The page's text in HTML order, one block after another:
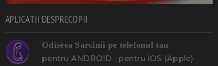
APLICATII DESPRECOPII
Odiseea Sarcinii pe telefonul tau
pentru ANDROID | pentru IOS (Apple)